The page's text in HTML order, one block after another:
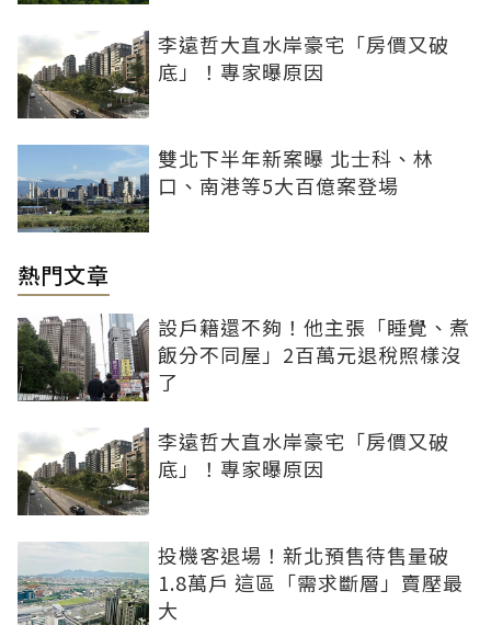
李遠哲大直水岸豪宅「房價又破
底」！專家曝原因
雙北下半年新案曝 北士科、林
口、南港等5大百億案登場
熱門文章
設戶籍還不夠！他主張「睡覺、煮
飯分不同屋」2百萬元退稅照樣沒
了
李遠哲大直水岸豪宅「房價又破
底」！專家曝原因
投機客退場！新北預售待售量破
1.8萬戶 這區「需求斷層」賣壓最
大